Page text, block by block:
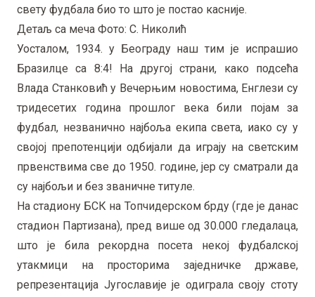
свету фудбала био то што је постао касније.
Детаљ са меча Фото: С. Николић
Уосталом, 1934. у Београду наш тим је испрашио
Бразилце са 8:4! На другој страни, како подсећа
Влада Станковић у Вечерњим новостима, Енглези су
тридесетих година прошлог века били појам за
фудбал, незванично најбоља екипа света, иако су у
својој препотенцији одбијали да играју на светским
првенствима све до 1950. године, јер су сматрали да
су најбољи и без званичне титуле.
На стадиону БСК на Топчидерском брду (где је данас
стадион Партизана), пред више од 30.000 гледалаца,
што је била рекордна посета некој фудбалској
утакмици на просторима заједничке државе,
репрезентација Југославије је одиграла своју стоту